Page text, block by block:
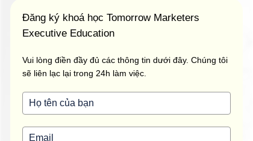
Đăng ký khoá học Tomorrow Marketers
Executive Education
Vui lòng điền đầy đủ các thông tin dưới đây. Chúng tôi
sẽ liên lạc lại trong 24h làm việc.